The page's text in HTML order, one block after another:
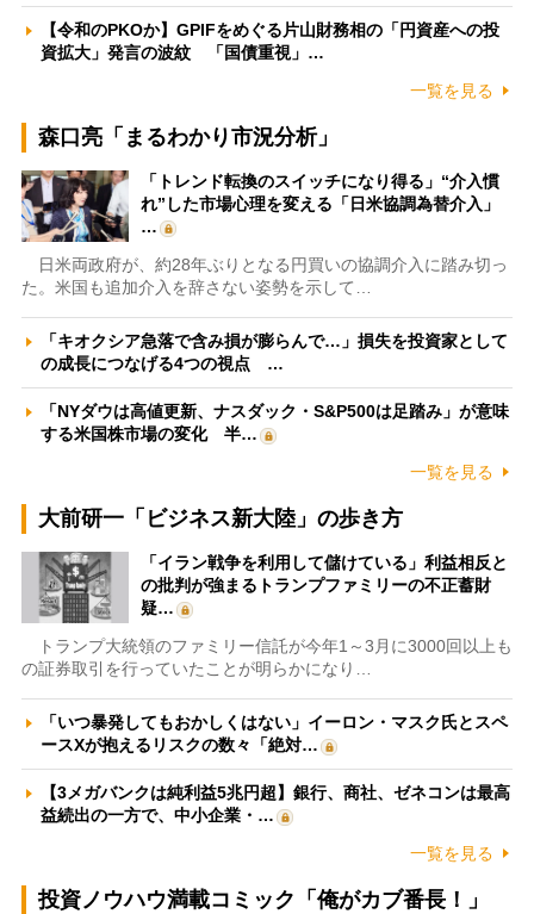
【令和のPKOか】GPIFをめぐる片山財務相の「円資産への投
資拡大」発言の波紋 「国債重視」…
一覧を見る
森口亮「まるわかり市況分析」
「トレンド転換のスイッチになり得る」“介入慣
れ”した市場心理を変える「日米協調為替介入」
…
日米両政府が、約28年ぶりとなる円買いの協調介入に踏み切っ
た。米国も追加介入を辞さない姿勢を示して…
「キオクシア急落で含み損が膨らんで…」損失を投資家として
の成長につなげる4つの視点 …
「NYダウは高値更新、ナスダック・S&P500は足踏み」が意味
する米国株市場の変化 半…
一覧を見る
大前研一「ビジネス新大陸」の歩き方
「イラン戦争を利用して儲けている」利益相反と
の批判が強まるトランプファミリーの不正蓄財
疑…
トランプ大統領のファミリー信託が今年1～3月に3000回以上も
の証券取引を行っていたことが明らかになり…
「いつ暴発してもおかしくはない」イーロン・マスク氏とスペ
ースXが抱えるリスクの数々「絶対…
【3メガバンクは純利益5兆円超】銀行、商社、ゼネコンは最高
益続出の一方で、中小企業・…
一覧を見る
投資ノウハウ満載コミック「俺がカブ番長！」